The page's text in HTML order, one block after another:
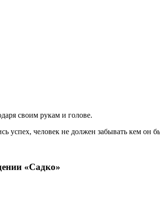
своим рукам и голове.
успех, человек не должен забывать кем он
«Садко»